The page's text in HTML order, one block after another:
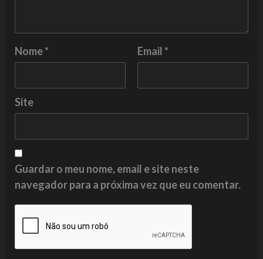
Nome* Email*
Site
Guardar o meu nome, email e site neste
navegador para a próxima vez que eu comentar.